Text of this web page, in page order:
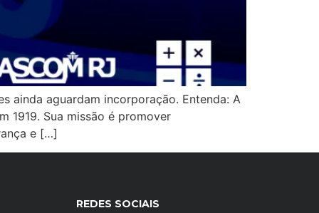
ainda aguardam incorporação. Entenda: A
1919. Sua missão é promover
e […]
REDES SOCIAIS